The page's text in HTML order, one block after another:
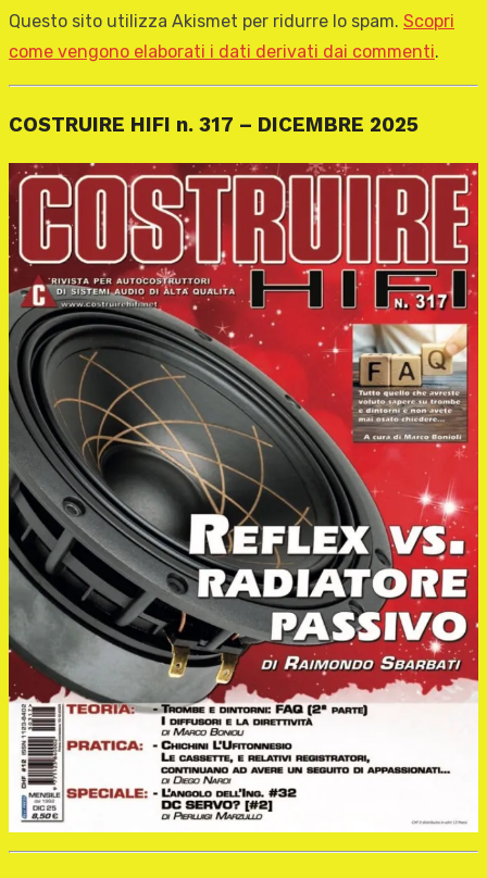
Questo sito utilizza Akismet per ridurre lo spam. Scopri
come vengono elaborati i dati derivati dai commenti.
COSTRUIRE HIFI n. 317 – DICEMBRE 2025